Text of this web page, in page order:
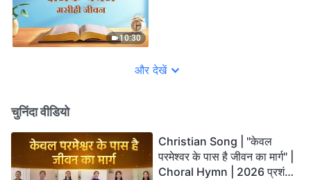
10:30
और देखें
चुनिंदा वीडियो
Christian Song | "केवल
परमेश्वर के पास है जीवन का मार्ग" |
Choral Hymn | 2026 प्रशंसा